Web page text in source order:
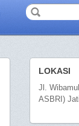
LOKASI
Jl.
ASBRI)